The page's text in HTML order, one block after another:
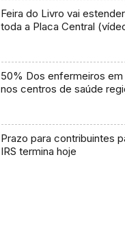
Feira do Livro vai
toda a Placa Central
50% Dos enfermeiros
nos centros de saúde
Prazo para contribuintes
IRS termina hoje